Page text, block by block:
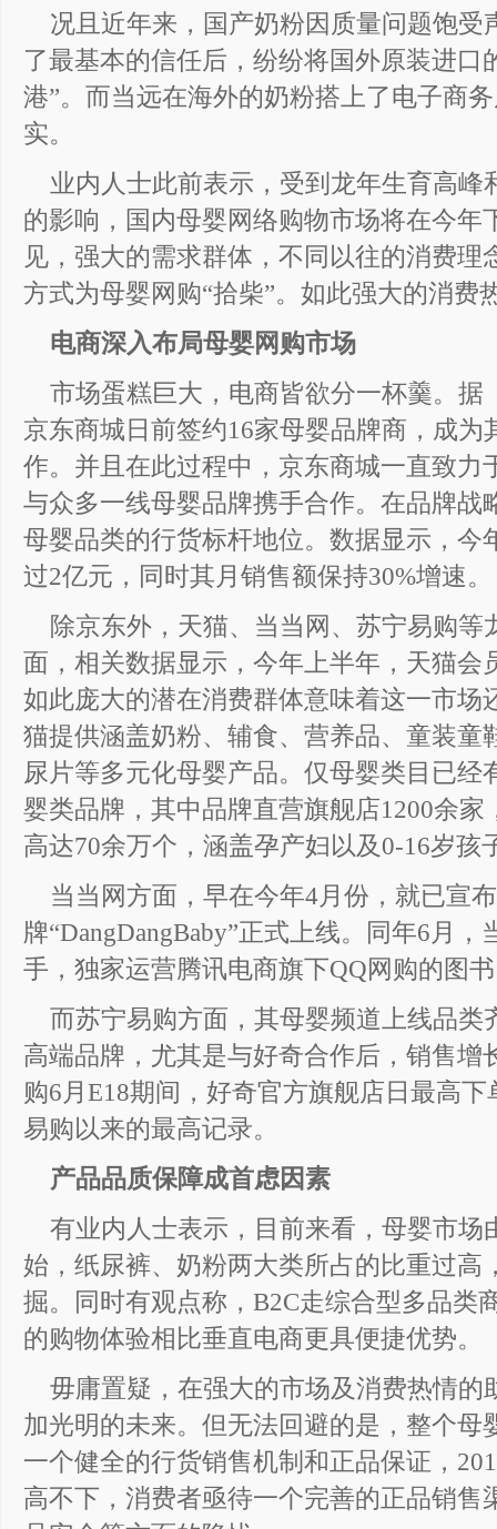
况且近年来，国产奶粉因质量问题饱受
了最基本的信任后，纷纷将国外原装进口
港”。而当远在海外的奶粉搭上了电子商
实。
业内人士此前表示，受到龙年生育高峰
的影响，国内母婴网络购物市场将在今年
见，强大的需求群体，不同以往的消费理
方式为母婴网购“拾柴”。如此强大的消费
电商深入布局母婴网购市场
市场蛋糕巨大，电商皆欲分一杯羹。据
京东商城日前签约16家母婴品牌商，成
作。并且在此过程中，京东商城一直致力
与众多一线母婴品牌携手合作。在品牌战
母婴品类的行货标杆地位。数据显示，今
过2亿元，同时其月销售额保持30%增速。
除京东外，天猫、当当网、苏宁易购
面，相关数据显示，今年上半年，天猫会
如此庞大的潜在消费群体意味着这一市场
猫提供涵盖奶粉、辅食、营养品、童装童
尿片等多元化母婴产品。仅母婴类目已经
婴类品牌，其中品牌直营旗舰店1200余
高达70余万个，涵盖孕产妇以及0-16岁孩
当当网方面，早在今年4月份，就已宣
牌“DangDangBaby”正式上线。同年6月
手，独家运营腾讯电商旗下QQ网购的图
而苏宁易购方面，其母婴频道上线品类
高端品牌，尤其是与好奇合作后，销售增
购6月E18期间，好奇官方旗舰店日最高
易购以来的最高记录。
产品品质保障成首虑因素
有业内人士表示，目前来看，母婴市场
始，纸尿裤、奶粉两大类所占的比重过高
掘。同时有观点称，B2C走综合型多品类
的购物体验相比垂直电商更具便捷优势。
毋庸置疑，在强大的市场及消费热情的
加光明的未来。但无法回避的是，整个母
一个健全的行货销售机制和正品保证，
高不下，消费者亟待一个完善的正品销售